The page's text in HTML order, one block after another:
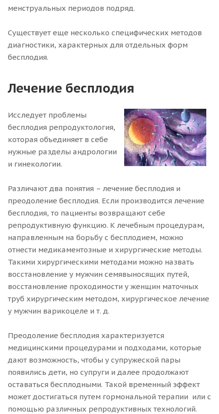
менструальных периодов подряд.
Существует еще несколько специфических методов
диагностики, характерных для отдельных форм
бесплодия.
Лечение бесплодия
Исследует проблемы
бесплодия репродуктология,
которая объединяет в себе
нужные разделы андрологии
и гинекологии.
Различают два понятия – лечение бесплодия и
преодоление бесплодия. Если производится лечение
бесплодия, то пациенты возвращают себе
репродуктивную функцию. К лечебным процедурам,
направленным на борьбу с бесплодием, можно
отнести медикаментозные и хирургические методы.
Такими хирургическими методами можно назвать
восстановление у мужчин семявыносящих путей,
восстановление проходимости у женщин маточных
труб хирургическим методом, хирургическое лечение
у мужчин варикоцеле и т. д.
Преодоление бесплодия характеризуется
медицинскими процедурами и подходами, которые
дают возможность, чтобы у супружеской пары
появились дети, но супруги и далее продолжают
оставаться бесплодными. Такой временный эффект
может достигаться путем гормональной терапии или с
помощью различных репродуктивных технологий.